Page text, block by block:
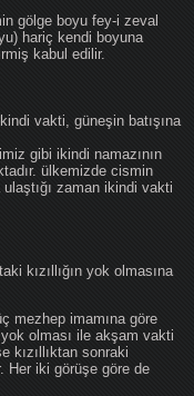
gölge boyu fey-i zeval
hariç kendi boyuna
kabul edilir.
vakti, güneşin batışına
gibi ikindi namazının
ülkemizde cismin
zaman ikindi vakti
kızıllığın yok olmasına
mezhep imamına göre
yok olması ile akşam vakti
kızıllıktan sonraki
Her iki görüşe göre de